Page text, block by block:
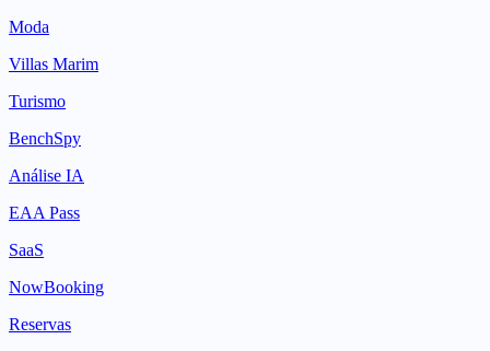
Moda
Villas Marim
Turismo
BenchSpy
Análise IA
EAA Pass
SaaS
NowBooking
Reservas